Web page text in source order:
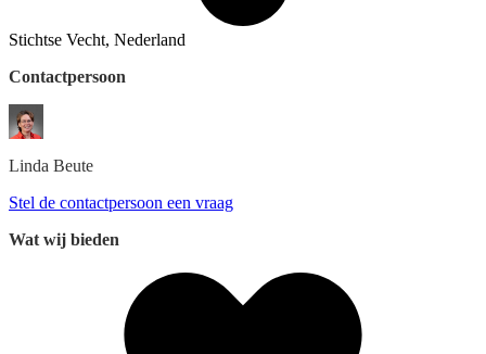
Stichtse Vecht, Nederland
Contactpersoon
Linda Beute
Stel de contactpersoon een vraag
Wat wij bieden